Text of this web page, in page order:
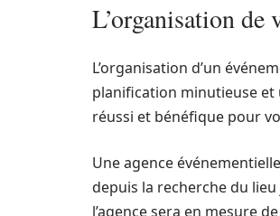
L’organisation de
L’organisation d’un
planification minutieuse et
réussi et bénéfique pour
Une agence
depuis la recherche du lieu
l’agence sera en mesure